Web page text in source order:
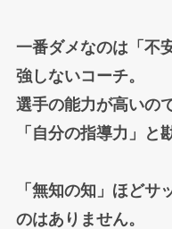
一番ダメなのは「不
強しないコーチ。
選手の能力が高いの
「自分の指導力」と
「無知の知」ほどサ
のはありません。